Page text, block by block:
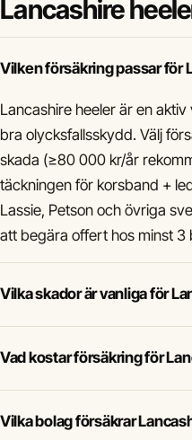
Lancashire
Vilken försäkring passar för
Lancashire heeler är en
bra olycksfallsskydd. Välj
skada (≥80 000 kr/år
täckningen för korsband +
Lassie, Petson och övriga
att begära offert hos minst 3
Vilka skador är vanliga för
Vad kostar försäkring för
Vilka bolag försäkrar